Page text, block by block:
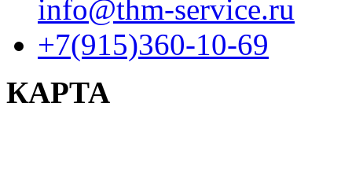
info@thm-service.ru
+7(915)360-10-69
КАРТА